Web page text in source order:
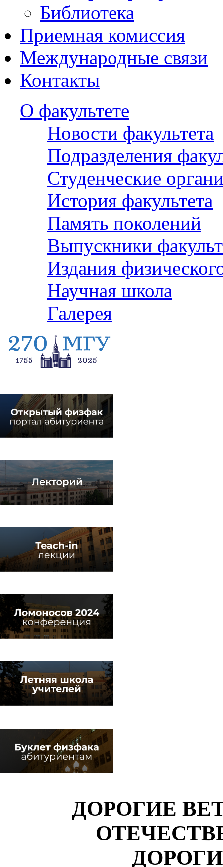
Библиотека
Приемная комиссия
Международные связи
Контакты
О факультете
Новости факультета
Подразделения
Студенческие
История факультета
Память поколений
Выпускники
Издания
Научная школа
Галерея
ДОРОГИЕ